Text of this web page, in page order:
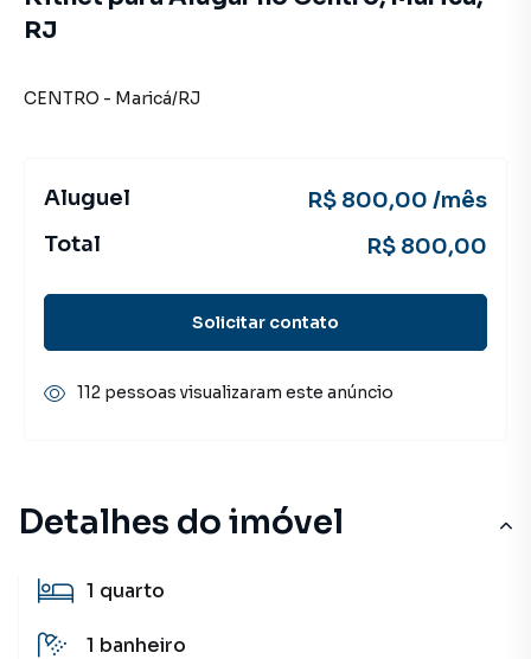
Detalhes do imóvel
1 quarto
1 banheiro
RJ
CENTRO - Maricá/RJ
Aluguel
R$ 800,00 /mês
Total
R$ 800,00
Solicitar contato
112 pessoas visualizaram este anúncio